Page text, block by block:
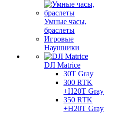
Умные часы,
браслеты
Игровые
Наушники
DJI Matrice
30T Gray
300 RTK
+H20T Gray
350 RTK
+H20T Gray